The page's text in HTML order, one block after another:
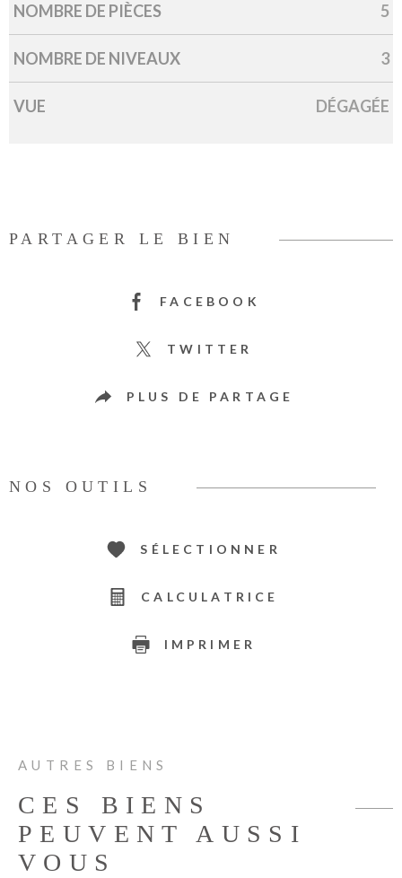
NOMBRE DE PIÈCES 5
NOMBRE DE NIVEAUX 3
VUE DÉGAGÉE
PARTAGER LE BIEN
FACEBOOK
TWITTER
PLUS DE PARTAGE
NOS OUTILS
SÉLECTIONNER
CALCULATRICE
IMPRIMER
AUTRES BIENS
CES BIENS
PEUVENT AUSSI
VOUS